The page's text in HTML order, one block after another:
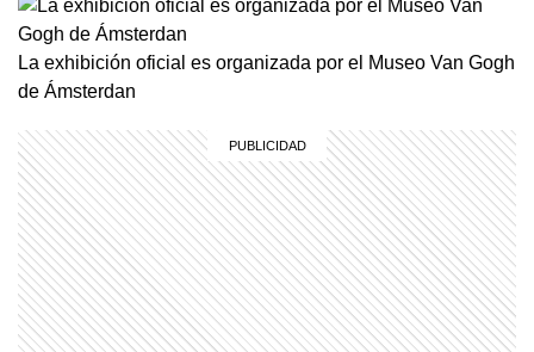
La exhibición oficial es organizada por el Museo Van Gogh
de Ámsterdan